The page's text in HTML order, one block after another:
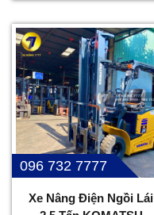
096 732 7777
Xe Nâng Điện Ngồi Lái